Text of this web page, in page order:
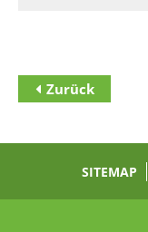
Zurück
Zur Hauptnavigation
Zur Unternavigation
Startseite(Access
SITEMAP